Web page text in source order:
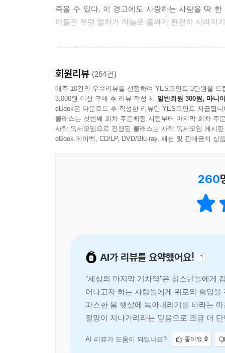
“당신이 우산을 씌워줬던 날, 나는 죽을 생각이었
겨주지 않았어요. 지금 거즈로 가렸지만, 내 오른
가장 충격이었던 건 이웃들이었다.
방송국 사람들이 돌아간 틈을 타 쓰레기를 버리러
때마다 친절하게 대해줬던 사람들이 어딘가 쌀쌀
--- p.269
짝 놀랐다. 흰머리가 늘고 창백하게 야윈 얼굴은
안쪽 방에서 진료를 마친 노부부가 로비로 돌아왔
이번 사고와 관련해서 한 말씀 드리자면, 열차를
피해자 설명회 날, 제가 본 당신은 제 옆에 주저
로 사랑하는 남편을 잃은 사람입니다. 제가 본 당
열차의 흔들림이 조금씩 잦아들었다. 회전하던 바
나는 그 자리에 가만히 서 있었다. 손잡이를 잡았
죽을 수 있다. 이 경고에도 사랑하는 사람을 딱 한
이들은 유령 열차가 하늘로 올라가 완전히 사라지
출간 후 틱톡에 소개된 《세상의 마지막 기차역
리프를 통해 만난 피해자와 그 가족, 연인들의 심
몰입을 높여준다.
또한 옴니버스 형식의 이 소설은 총 4개의 에피소
아니라 마지막 에피소드 주인공의 한마디에 ‘네
것이다.
갑작스런 사고로 사랑하는 사람을 읽게 된 사람들
사고로 인해 마음에 맺힌 게 있는 사람 눈에만 보
어떻게 할래?”
죽은 사람을 되살릴 수도 없고, 데리고 내릴 수도
결국 주어진 시간은 1시간도 채 되지 않은, 열차
열차는 운행하지 않는다. 100일도 채 남지 않은 것.
회원리뷰 (264건)
매주 10건의 우수리뷰를 선정하여 YES포인트 3만원을 드
3,000원 이상 구매 후 리뷰 작성 시 일반회원 300원, 마니
eBook은 다운로드 후 작성한 리뷰만 YES포인트 지급됩니
클래스는 첫번째 회차 주문확정 시점부터 마지막 회차 주
사락 독서모임으로 진행된 클래스는 사락 독서모임 게시
eBook 페이백, CD/LP, DVD/Blu-ray, 패션 및 판매금지 상
260
AI가 리뷰를 요약했어요!
"세상의 마지막 기차역"은 청소년들에게
어나고자 하는 사람들에게 위로와 희망
따스한 봄 햇살에 녹아내리기를 바라는
절망이 지나가리라는 믿음으로 조금 더
AI 리뷰가 도움이 되었나요? 좋아요 0